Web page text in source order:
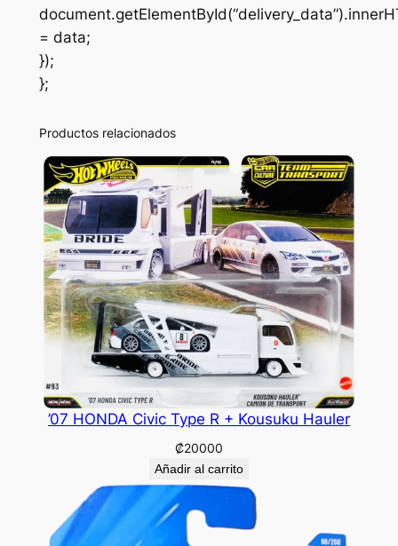
= data;
});
};
Productos relacionados
’07 HONDA Civic Type R + Kousuku Hauler
₡20000
Añadir al carrito